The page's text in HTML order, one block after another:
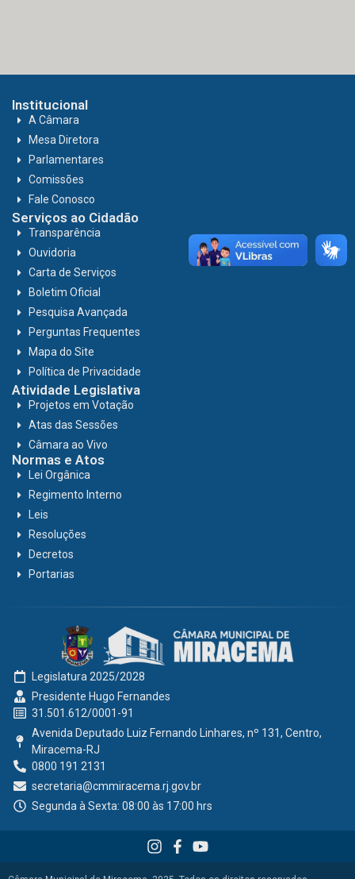
Institucional
A Câmara
Mesa Diretora
Parlamentares
Comissões
Fale Conosco
Serviços ao Cidadão
Transparência
Ouvidoria
Carta de Serviços
Boletim Oficial
Pesquisa Avançada
Perguntas Frequentes
Mapa do Site
Política de Privacidade
Atividade Legislativa
Projetos em Votação
Atas das Sessões
Câmara ao Vivo
Normas e Atos
Lei Orgânica
Regimento Interno
Leis
Resoluções
Decretos
Portarias
Legislatura 2025/2028
Presidente Hugo Fernandes
31.501.612/0001-91
Avenida Deputado Luiz Fernando Linhares, nº 131, Centro,
Miracema-RJ
0800 191 2131
secretaria@cmmiracema.rj.gov.br
Segunda à Sexta: 08:00 às 17:00 hrs